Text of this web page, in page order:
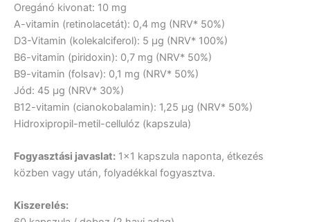
Oregánó kivonat: 10 mg
A-vitamin (retinolacetát): 0,4 mg (NRV* 50%)
D3-Vitamin (kolekalciferol): 5 µg (NRV* 100%)
B6-vitamin (piridoxin): 0,7 mg (NRV* 50%)
B9-vitamin (folsav): 0,1 mg (NRV* 50%)
Jód: 45 µg (NRV* 30%)
B12-vitamin (cianokobalamin): 1,25 µg (NRV* 50%)
Hidroxipropil-metil-cellulóz (kapszula)
Fogyasztási javaslat: 1×1 kapszula naponta, étkezés
közben vagy után, folyadékkal fogyasztva.
Kiszerelés: